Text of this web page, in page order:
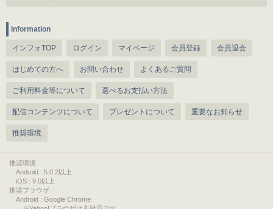
information
インフォTOP ログイン マイページ 会員登録 会員退会
はじめての方へ お問い合わせ よくあるご質問
ご利用料金等について 選べるお支払い方法
配信コンテンツについて プレゼントについて 重要なお知らせ
推奨環境
推奨環境
Android : 5.0.2以上
iOS : 9.0以上
推奨ブラウザ
Android : Google Chrome